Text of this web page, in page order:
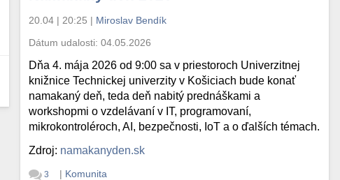
20.04 | 20:25 | Miroslav Bendík
Dátum udalosti:04.05.2026
Dňa 4. mája 2026 od 9:00 sa v priestoroch Univerzitnej
knižnice Technickej univerzity v Košiciach bude konať
namakaný deň, teda deň nabitý prednáškami a
workshopmi o vzdelávaní v IT, programovaní,
mikrokontroléroch, AI, bezpečnosti, IoT a o ďalších témach.
Zdroj: namakanyden.sk
3 | Komunita